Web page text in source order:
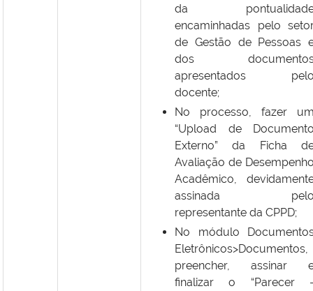
da
encaminhadas pelo
de Gestão de Pessoas
dos
apresentados
docente;
No processo, fazer
“Upload de
Externo” da Ficha
Avaliação de
Acadêmico,
assinada
representante da CPPD;
No módulo
Eletrônicos>Documentos,
preencher, assinar
finalizar o “Parecer